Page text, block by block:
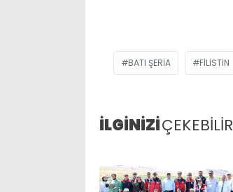
BATI ŞERIA FILISTIN
İLGİNİZİÇEKEBİLİR